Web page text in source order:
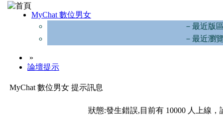
MyChat 數位男女
－最近版
－最近瀏
»
論壇提示
MyChat 數位男女 提示訊息
狀態:發生錯誤,目前有 10000 人上線